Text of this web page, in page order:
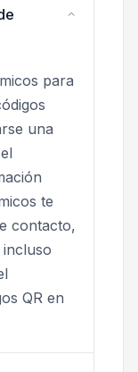
para
una
te
contacto,
QR en